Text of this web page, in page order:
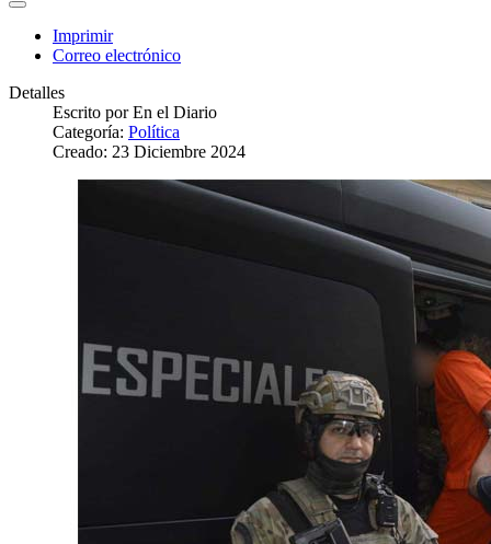
Imprimir
Correo electrónico
Detalles
Escrito porEn el Diario
Categoría: Política
Creado: 23 Diciembre 2024